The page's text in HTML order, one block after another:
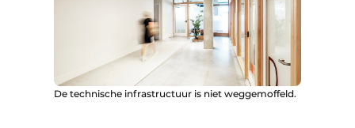
De technische infrastructuur is niet weggemoffeld.